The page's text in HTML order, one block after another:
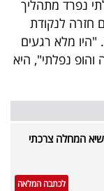
נפרד מתהליך
חזרה לנקודת
מלא רגעים
נפלתי", היא
המחלה צרכתי
לכתבה המלאה